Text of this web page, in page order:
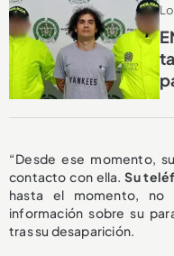
“Desde ese momento,
contacto con ella. Su
hasta el momento,
información sobre su
tras su desaparición.